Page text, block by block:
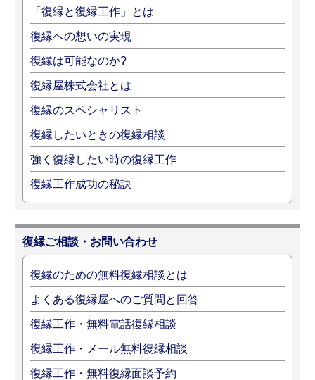
「復縁と復縁工作」とは
復縁への想いの実現
復縁は可能なのか?
復縁屋株式会社とは
復縁のスペシャリスト
復縁したいときの復縁相談
強く復縁したい時の復縁工作
復縁工作成功の秘訣
復縁ご相談・お問い合わせ
復縁のための無料復縁相談とは
よくある復縁屋へのご質問と回答
復縁工作・無料電話復縁相談
復縁工作・メール無料復縁相談
復縁工作・無料復縁面談予約